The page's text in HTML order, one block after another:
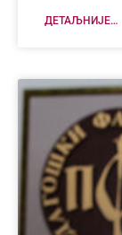
ДЕТАЉНИЈЕ…